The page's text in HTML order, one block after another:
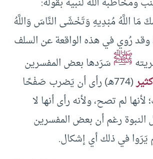
اللَّهُ مُبْدِيهِ وَتَخْشَى النَّاسَ وَاللَّهُ
رُوي في هذه الواقعة عن السلف
ﷺسَرَدها بعض المفسرين
(774هـ) رأى أن يَضرب صَفْحًا
لم تصح، ولأنه رأى أنها لا
رغم أن بعض المفسرين
يَرَوا في ذلك أي إشكال.